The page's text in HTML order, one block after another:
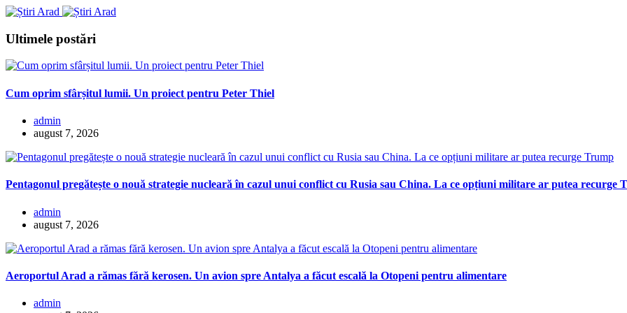
Ultimele postări
Cum oprim sfârșitul lumii. Un proiect pentru Peter Thiel
admin
august 7, 2026
Pentagonul pregătește o nouă strategie nucleară în cazul unui conflict cu Rusia sau China. La ce opțiuni militare ar putea recurge
admin
august 7, 2026
Aeroportul Arad a rămas fără kerosen. Un avion spre Antalya a făcut escală la Otopeni pentru alimentare
admin